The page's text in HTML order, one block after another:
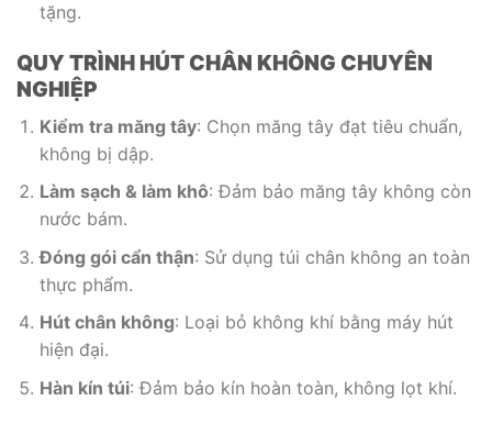
tặng.
QUY TRÌNH HÚT CHÂN KHÔNG CHUYÊN
NGHIỆP
Kiểm tra măng tây: Chọn măng tây đạt tiêu chuẩn,
không bị dập.
Làm sạch & làm khô: Đảm bảo măng tây không còn
nước bám.
Đóng gói cẩn thận: Sử dụng túi chân không an toàn
thực phẩm.
Hút chân không: Loại bỏ không khí bằng máy hút
hiện đại.
Hàn kín túi: Đảm bảo kín hoàn toàn, không lọt khí.